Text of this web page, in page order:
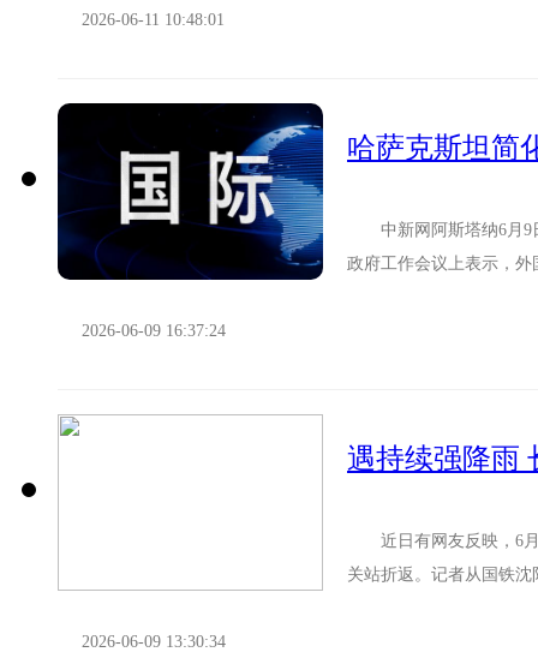
2026-06-11 10:48:01
中新网阿斯塔纳6月9
政府工作会议上表示，
2026-06-09 16:37:24
遇持续强降雨
近日有网友反映，6月6
关站折返。记者从国铁
2026-06-09 13:30:34